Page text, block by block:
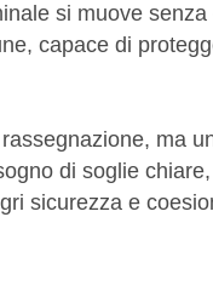
si muove senza
capace di
ma
di soglie
sicurezza e